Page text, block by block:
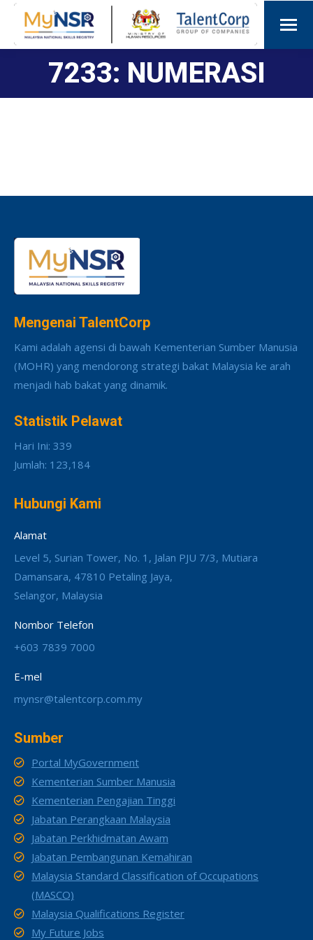
7233: NUMERASI
Mengenai TalentCorp
Kami adalah agensi di bawah Kementerian Sumber Manusia
(MOHR) yang mendorong strategi bakat Malaysia ke arah
menjadi hab bakat yang dinamik.
Statistik Pelawat
Hari Ini: 339
Jumlah: 123,184
Hubungi Kami
Alamat
Level 5, Surian Tower, No. 1, Jalan PJU 7/3, Mutiara
Damansara, 47810 Petaling Jaya,
Selangor, Malaysia
Nombor Telefon
+603 7839 7000
E-mel
mynsr@talentcorp.com.my
Sumber
Portal MyGovernment
Kementerian Sumber Manusia
Kementerian Pengajian Tinggi
Jabatan Perangkaan Malaysia
Jabatan Perkhidmatan Awam
Jabatan Pembangunan Kemahiran
Malaysia Standard Classification of Occupations
(MASCO)
Malaysia Qualifications Register
My Future Jobs